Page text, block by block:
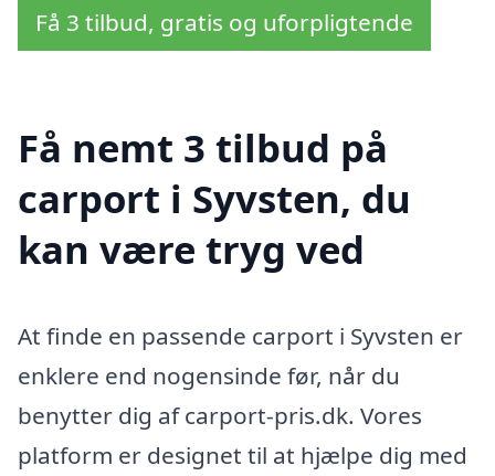
Få 3 tilbud, gratis og uforpligtende
Få nemt 3 tilbud på
carport i Syvsten, du
kan være tryg ved
At finde en passende carport i Syvsten er
enklere end nogensinde før, når du
benytter dig af carport-pris.dk. Vores
platform er designet til at hjælpe dig med